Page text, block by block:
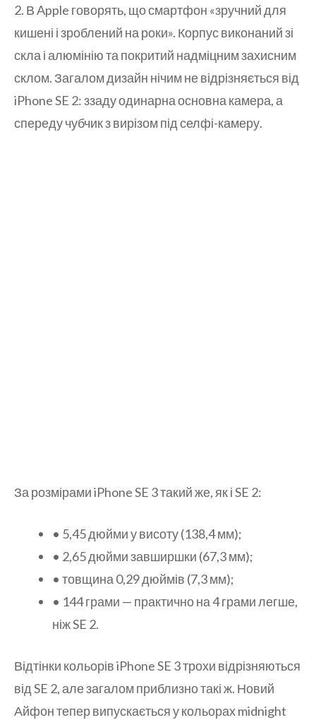
2. В Apple говорять, що смартфон «зручний для
кишені і зроблений на роки». Корпус виконаний зі
скла і алюмінію та покритий надміцним захисним
склом. Загалом дизайн нічим не відрізняється від
iPhone SE 2: ззаду одинарна основна камера, а
спереду чубчик з вирізом під селфі-камеру.
За розмірами iPhone SE 3 такий же, як і SE 2:
• 5,45 дюйми у висоту (138,4 мм);
• 2,65 дюйми завширшки (67,3 мм);
• товщина 0,29 дюймів (7,3 мм);
• 144 грами — практично на 4 грами легше,
ніж SE 2.
Відтінки кольорів iPhone SE 3 трохи відрізняються
від SE 2, але загалом приблизно такі ж. Новий
Айфон тепер випускається у кольорах midnight